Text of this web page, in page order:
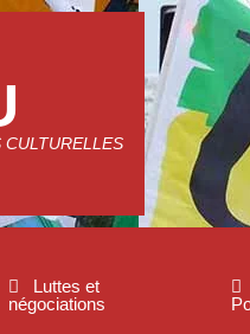
CULTURELLES
Luttes et
négociations